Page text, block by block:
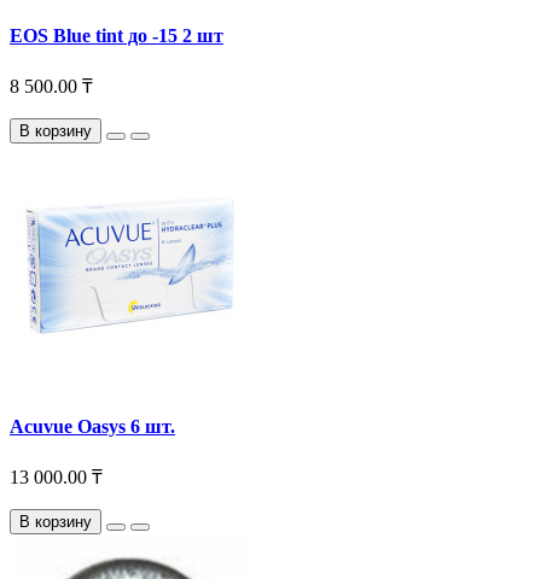
EOS Blue tint до -15 2 шт
8 500.00 ₸
В корзину
Acuvue Oasys 6 шт.
13 000.00 ₸
В корзину